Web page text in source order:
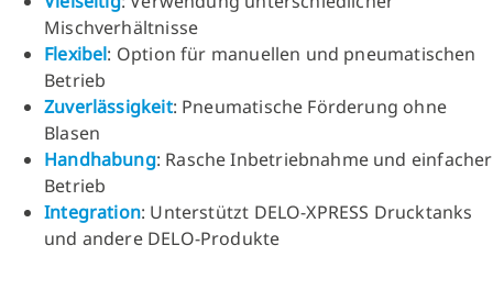
Mischverhältnisse
Flexibel: Option für manuellen und pneumatischen
Betrieb
Zuverlässigkeit: Pneumatische Förderung ohne
Blasen
Handhabung: Rasche Inbetriebnahme und einfacher
Betrieb
Integration: Unterstützt DELO-XPRESS Drucktanks
und andere DELO-Produkte